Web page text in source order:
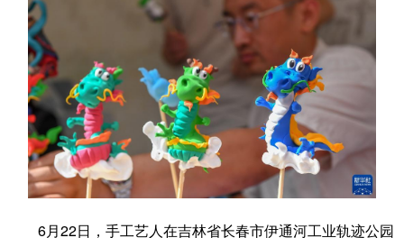
科创 量子 体育
文化 健康 军事
访谈 视频 图片 政务
法律 中央文件 金融
食品 人居 信息化 数字经济
6月22日，手工艺人在吉林省长春市伊通河工业轨迹公园